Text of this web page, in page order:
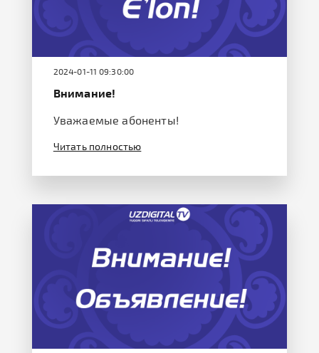
2024-01-11 09:30:00
Внимание!
Уважаемые абоненты!
Читать полностью